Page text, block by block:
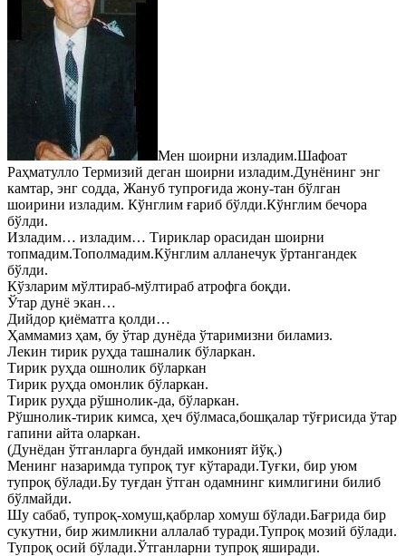
Мен шоирни изладим.Шафоат
Раҳматулло Термизий деган шоирни изладим.Дунёнинг энг
камтар, энг содда, Жануб тупроғида жону-тан бўлган
шоирини изладим. Кўнглим ғариб бўлди.Кўнглим бечора
бўлди.
Изладим… изладим… Тириклар орасидан шоирни
топмадим.Тополмадим.Кўнглим алланечук ўртангандек
бўлди.
Кўзларим мўлтираб-мўлтираб атрофга боқди.
Ўтар дунё экан…
Дийдор қиёматга қолди…
Ҳаммамиз ҳам, бу ўтар дунёда ўтаримизни биламиз.
Лекин тирик руҳда ташналик бўларкан.
Тирик руҳда ошнолик бўларкан
Тирик руҳда омонлик бўларкан.
Тирик руҳда рўшнолик-да, бўларкан.
Рўшнолик-тирик кимса, ҳеч бўлмаса,бошқалар тўғрисида ўтар
гапини айта оларкан.
(Дунёдан ўтганларга бундай имконият йўқ.)
Менинг назаримда тупроқ туғ кўтаради.Туғки, бир уюм
тупроқ бўлади.Бу туғдан ўтган одамнинг кимлигини билиб
бўлмайди.
Шу сабаб, тупроқ-хомуш,қабрлар хомуш бўлади.Бағрида бир
сукутни, бир жимликни аллалаб туради.Тупроқ мозий бўлади.
Тупроқ осий бўлади.Ўтганларни тупроқ яширади.